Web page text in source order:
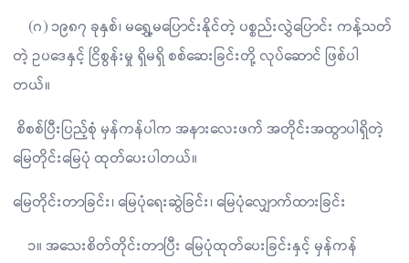
(ဂ) ၁၉၈၇ ခုနှစ်၊ မရွှေ့မပြောင်းနိုင်တဲ့ ပစ္စည်းလွှဲပြောင်း ကန့်သတ်
တဲ့ ဥပဒေနှင့် ငြိစွန်းမှု ရှိမရှိ စစ်ဆေးခြင်းတို့ လုပ်ဆောင် ဖြစ်ပါ
တယ်။
စိစစ်ပြီးပြည့်စုံ မှန်ကန်ပါက အနားလေးဖက် အတိုင်းအထွာပါရှိတဲ့
မြေတိုင်းမြေပုံ ထုတ်ပေးပါတယ်။
မြေတိုင်းတာခြင်း၊ မြေပုံရေးဆွဲခြင်း၊ မြေပုံလျှောက်ထားခြင်း
၁။ အသေးစိတ်တိုင်းတာပြီး မြေပုံထုတ်ပေးခြင်းနှင့် မှန်ကန်